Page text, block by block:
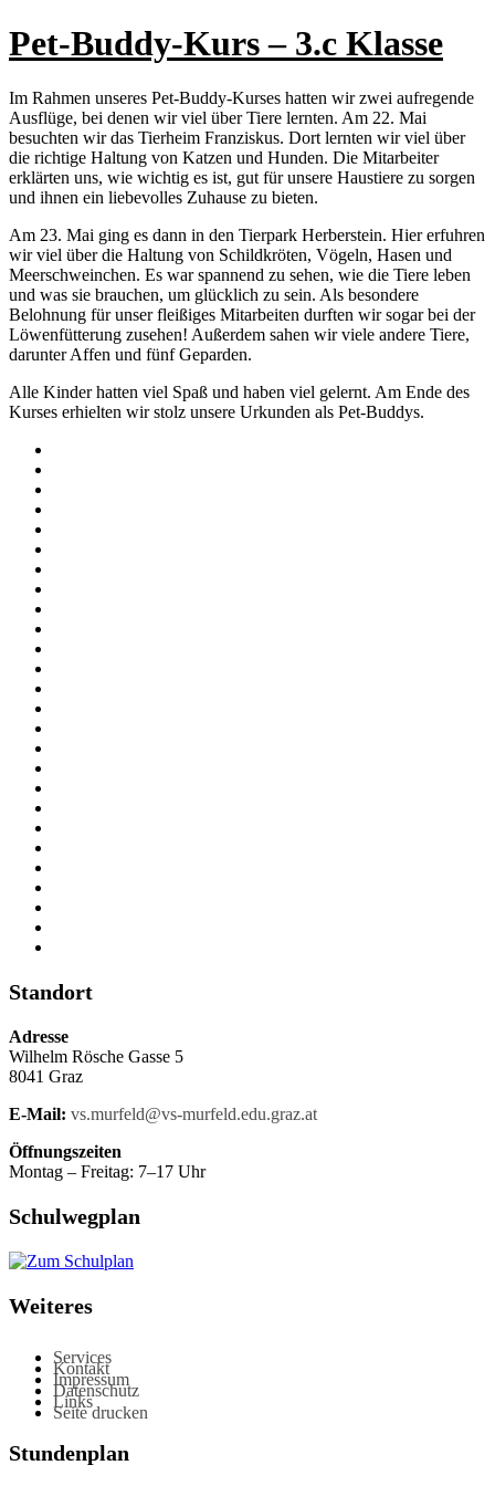
Pet-Buddy-Kurs – 3.c Klasse
Im Rahmen unseres Pet-Buddy-Kurses hatten wir zwei aufregende
Ausflüge, bei denen wir viel über Tiere lernten. Am 22. Mai
besuchten wir das Tierheim Franziskus. Dort lernten wir viel über
die richtige Haltung von Katzen und Hunden. Die Mitarbeiter
erklärten uns, wie wichtig es ist, gut für unsere Haustiere zu sorgen
und ihnen ein liebevolles Zuhause zu bieten.
Am 23. Mai ging es dann in den Tierpark Herberstein. Hier erfuhren
wir viel über die Haltung von Schildkröten, Vögeln, Hasen und
Meerschweinchen. Es war spannend zu sehen, wie die Tiere leben
und was sie brauchen, um glücklich zu sein. Als besondere
Belohnung für unser fleißiges Mitarbeiten durften wir sogar bei der
Löwenfütterung zusehen! Außerdem sahen wir viele andere Tiere,
darunter Affen und fünf Geparden.
Alle Kinder hatten viel Spaß und haben viel gelernt. Am Ende des
Kurses erhielten wir stolz unsere Urkunden als Pet-Buddys.
Standort
Adresse
Wilhelm Rösche Gasse 5
8041 Graz
E-Mail: vs.murfeld@vs-murfeld.edu.graz.at
Öffnungszeiten
Montag – Freitag: 7–17 Uhr
Schulwegplan
Weiteres
Services
Kontakt
Impressum
Datenschutz
Links
Seite drucken
Stundenplan